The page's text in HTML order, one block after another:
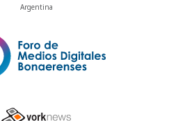
Argentina